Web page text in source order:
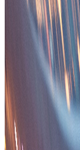
กระบวนการที่คล่องตั
ทำให้การจัดกา